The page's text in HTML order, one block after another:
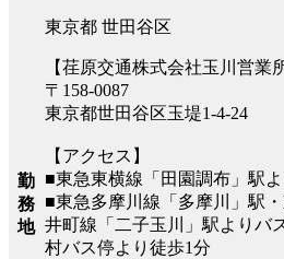
勤
務
地
東京都 世田谷区
【荏原交通株式会社玉川営業
〒158-0087
東京都世田谷区玉堤1-4-24
【アクセス】
■東急東横線「田園調布」駅
■東急多摩川線「多摩川」駅
井町線「二子玉川」駅よりバ
村バス停より徒歩1分